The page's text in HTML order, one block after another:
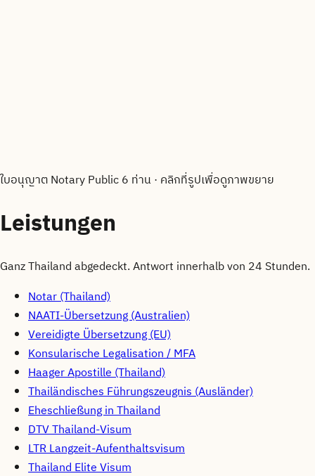
ใบอนุญาต Notary Public 6 ท่าน· คลิกที่รูปเพื่อดูภาพขยาย
Leistungen
Ganz Thailand abgedeckt. Antwort innerhalb von 24 Stunden.
Notar (Thailand)
NAATI-Übersetzung (Australien)
Vereidigte Übersetzung (EU)
Konsularische Legalisation / MFA
Haager Apostille (Thailand)
Thailändisches Führungszeugnis (Ausländer)
Eheschließung in Thailand
DTV Thailand-Visum
LTR Langzeit-Aufenthaltsvisum
Thailand Elite Visum